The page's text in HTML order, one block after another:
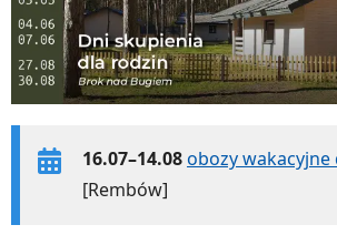
16.07–14.08obozy wakacyjne
[Rembów]